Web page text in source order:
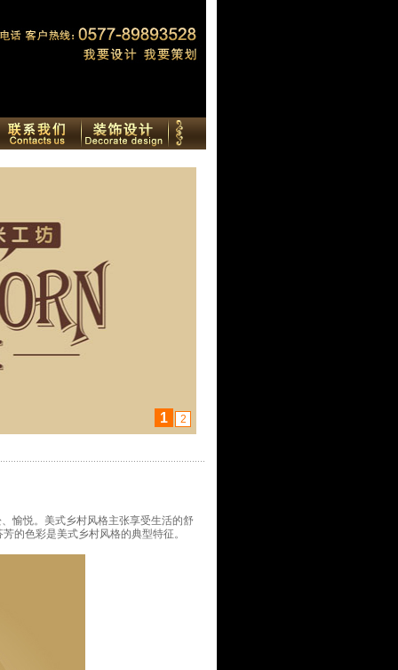
1 2
愉悦。美式乡村风格主张享受生活的舒
的色彩是美式乡村风格的典型特征。